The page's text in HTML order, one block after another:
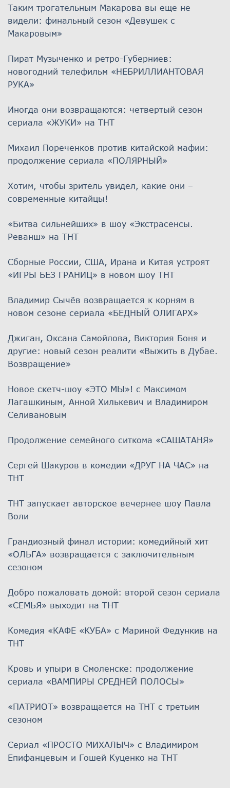
Таким трогательным Макарова вы еще не
видели: финальный сезон «Девушек с
Макаровым»
Пират Музыченко и ретро-Губерниев:
новогодний телефильм «НЕБРИЛЛИАНТОВАЯ
РУКА»
Иногда они возвращаются: четвертый сезон
сериала «ЖУКИ» на ТНТ
Михаил Пореченков против китайской мафии:
продолжение сериала «ПОЛЯРНЫЙ»
Хотим, чтобы зритель увидел, какие они –
современные китайцы!
«Битва сильнейших» в шоу «Экстрасенсы.
Реванш» на ТНТ
Сборные России, США, Ирана и Китая устроят
«ИГРЫ БЕЗ ГРАНИЦ» в новом шоу ТНТ
Владимир Сычёв возвращается к корням в
новом сезоне сериала «БЕДНЫЙ ОЛИГАРХ»
Джиган, Оксана Самойлова, Виктория Боня и
другие: новый сезон реалити «Выжить в Дубае.
Возвращение»
Новое скетч-шоу «ЭТО МЫ»! с Максимом
Лагашкиным, Анной Хилькевич и Владимиром
Селивановым
Продолжение семейного ситкома «САШАТАНЯ»
Сергей Шакуров в комедии «ДРУГ НА ЧАС» на
ТНТ
ТНТ запускает авторское вечернее шоу Павла
Воли
Грандиозный финал истории: комедийный хит
«ОЛЬГА» возвращается с заключительным
сезоном
Добро пожаловать домой: второй сезон сериала
«СЕМЬЯ» выходит на ТНТ
Комедия «КАФЕ «КУБА» с Мариной Федункив на
ТНТ
Кровь и упыри в Смоленске: продолжение
сериала «ВАМПИРЫ СРЕДНЕЙ ПОЛОСЫ»
«ПАТРИОТ» возвращается на ТНТ с третьим
сезоном
Сериал «ПРОСТО МИХАЛЫЧ» с Владимиром
Епифанцевым и Гошей Куценко на ТНТ